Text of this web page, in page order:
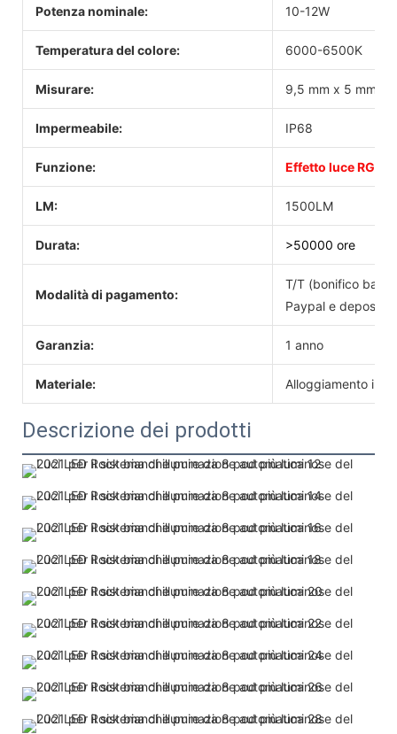
Potenza nominale: 10-12W
Temperatura del colore: 6000-6500K
Misurare: 9,5 mm x 5 mm x
Impermeabile: IP68
Funzione: Effetto luce RGBW
LM: 1500LM
Durata: >50000 ore
Modalità di pagamento:
T/T (bonifico
Paypal e deposito
Garanzia: 1 anno
Materiale: Alloggiamento in
Descrizione dei prodotti